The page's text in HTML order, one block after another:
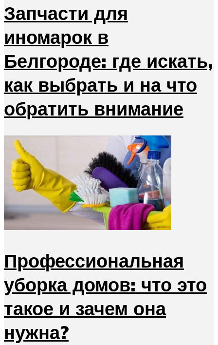
Запчасти для
иномарок в
Белгороде: где искать,
как выбрать и на что
обратить внимание
Профессиональная
уборка домов: что это
такое и зачем она
нужна?